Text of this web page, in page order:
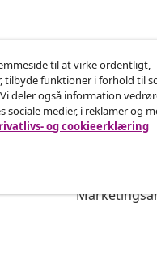
din ordre.
Virksomhed
til at virke ordentligt,
tilbyde funktioner i forhold til
deler også information
sociale medier, i reklamer og
og cookieerklæring